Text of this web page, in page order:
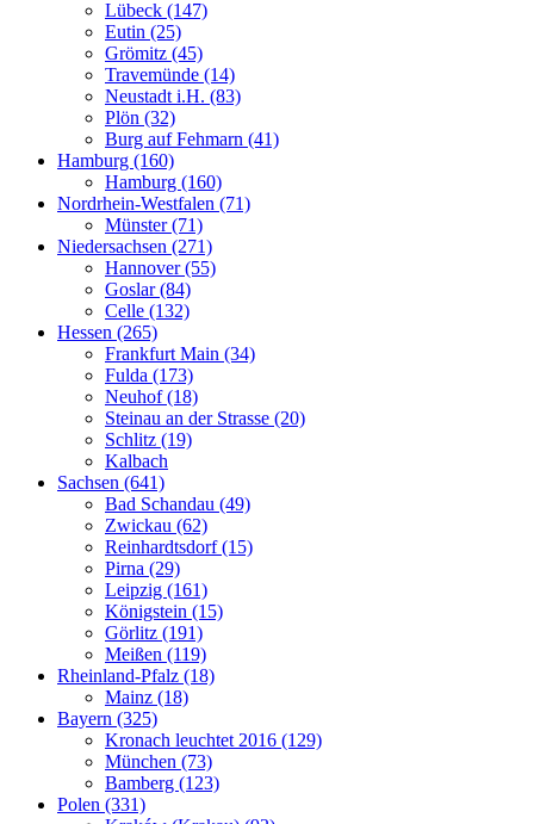
Lübeck (147)
Eutin (25)
Grömitz (45)
Travemünde (14)
Neustadt i.H. (83)
Plön (32)
Burg auf Fehmarn (41)
Hamburg (160)
Hamburg (160)
Nordrhein-Westfalen (71)
Münster (71)
Niedersachsen (271)
Hannover (55)
Goslar (84)
Celle (132)
Hessen (265)
Frankfurt Main (34)
Fulda (173)
Neuhof (18)
Steinau an der Strasse (20)
Schlitz (19)
Kalbach
Sachsen (641)
Bad Schandau (49)
Zwickau (62)
Reinhardtsdorf (15)
Pirna (29)
Leipzig (161)
Königstein (15)
Görlitz (191)
Meißen (119)
Rheinland-Pfalz (18)
Mainz (18)
Bayern (325)
Kronach leuchtet 2016 (129)
München (73)
Bamberg (123)
Polen (331)